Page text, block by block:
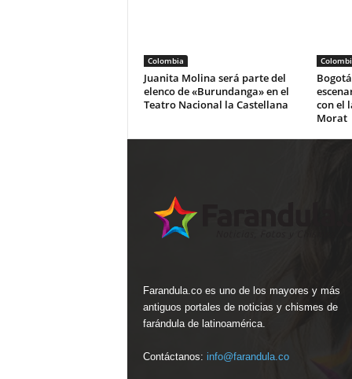
Colombia
Juanita Molina será parte del
elenco de «Burundanga» en el
Teatro Nacional la Castellana
con el
Morat
Farandula.co es uno de los mayores y más
antiguos portales de noticias y chismes de
farándula de latinoamérica.
Contáctanos: info@farandula.co